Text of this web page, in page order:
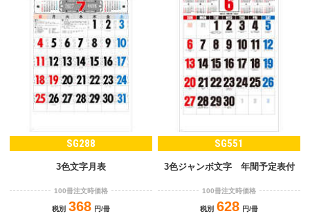
SG288
3色文字月表
100冊注文時価格
税別 368 円/冊
SG551
3色ジャンボ文字 年間予定表付
100冊注文時価格
税別 628 円/冊